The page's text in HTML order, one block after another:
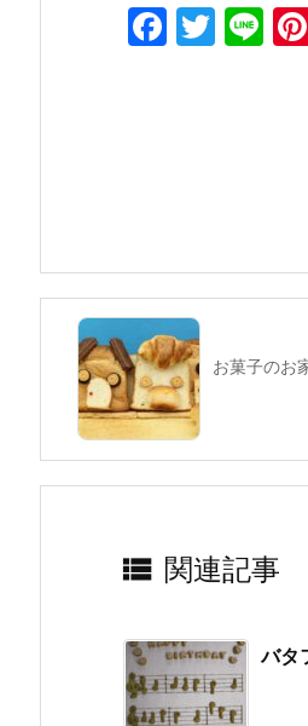
F
k
T
Li
お菓子のお
 関連記事
バタ
今